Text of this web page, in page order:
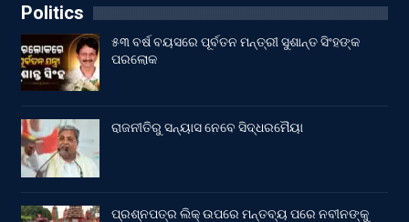
Politics
୫୩ ବର୍ଷ ବୟସରେ ପୂର୍ବତନ ମନ୍ତ୍ରୀ ସୁଶାନ୍ତ ସିଂହଙ୍କ
ପରଲୋକ
ରାଜନୀତିରୁ ସନ୍ୟାସ ନେବେ ସିଦ୍ଧରମୈୟା
ପ୍ରଶ୍ନପତ୍ର ଲିକ୍ ଉପରେ ମନ୍ତବ୍ୟ ପରେ ନବୀନଙ୍କୁ